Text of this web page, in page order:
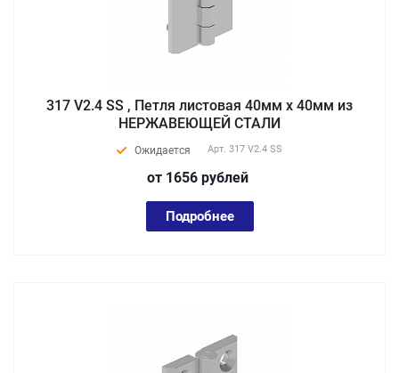
317 V2.4 SS , Петля листовая 40мм х 40мм из
НЕРЖАВЕЮЩЕЙ СТАЛИ
Ожидается Арт. 317 V2.4 SS
от 1656 рублей
Подробнее